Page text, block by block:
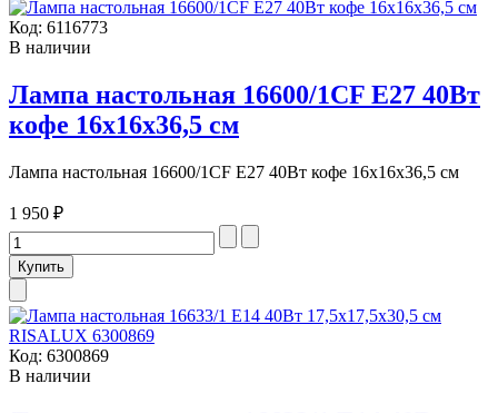
Код: 6116773
В наличии
Лампа настольная 16600/1CF E27 40Вт
кофе 16х16х36,5 см
Лампа настольная 16600/1CF E27 40Вт кофе 16х16х36,5 см
1 950 ₽
Код: 6300869
В наличии